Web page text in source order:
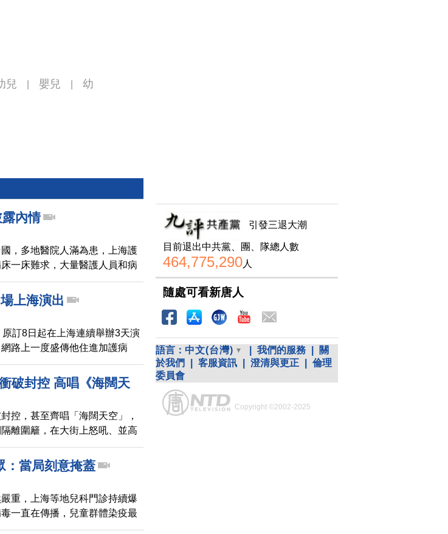
兒 嬰兒
幼
內情
，多地醫院人滿為患，上海護
一床難求，大量醫護人員和病
上海演出
訂8日起在上海連續舉辦3天演
路上一度盛傳他住進加護病
19，他也向歌迷表達歉意，
咳嗽，以及少許肌肉和筋骨痠
能康復，在舞台和大家見面。
破封控 高唱《海闊天
控，甚至齊唱「海闊天空」，
離圍籬，在大街上怒吼、並高
圍籬像骨牌般沿路被推倒。有
：當局刻意掩蓋
重，上海等地兒科門診持續爆
一直在傳播，兒童群體染疫最
引發三退大潮
目前退出中共黨、團、隊總人數
464,775,290人
隨處可看新唐人
語言： 中文(台灣) 我們的服務
關
於我們
客服資訊 澄清與更正
倫理
委員會
Copyright ©2002-2025